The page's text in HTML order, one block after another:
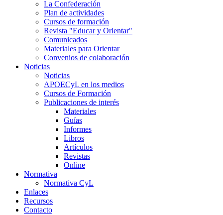
La Confederación
Plan de actividades
Cursos de formación
Revista "Educar y Orientar"
Comunicados
Materiales para Orientar
Convenios de colaboración
Noticias
Noticias
APOECyL en los medios
Cursos de Formación
Publicaciones de interés
Materiales
Guías
Informes
Libros
Artículos
Revistas
Online
Normativa
Normativa CyL
Enlaces
Recursos
Contacto